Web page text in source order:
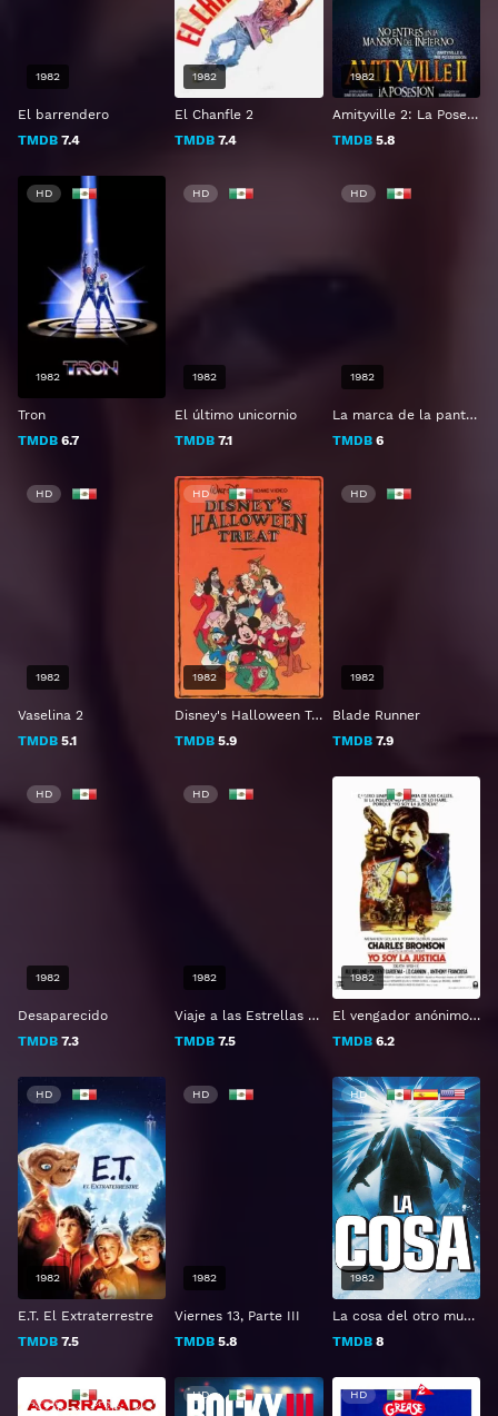
El barrendero
TMDB 7.4
1982
El Chanfle 2
TMDB 7.4
1982
Amityville 2: La Posesión
TMDB5.8
1982
Tron
TMDB 6.7
HD
1982
El último unicornio
TMDB 7.1
HD
1982
La marca de la pantera
TMDB6
HD
1982
Vaselina 2
TMDB 5.1
HD
1982
Disney's Halloween Treat
TMDB 5.9
HD
1982
Blade Runner
TMDB7.9
HD
1982
Desaparecido
TMDB 7.3
HD
1982
Viaje a las Estrellas 2: La ira de Khan
TMDB 7.5
HD
1982
El vengador anónimo 2
TMDB6.2
HD
1982
E.T. El Extraterrestre
TMDB 7.5
HD
1982
Viernes 13, Parte III
TMDB 5.8
HD
1982
La cosa del otro mundo
TMDB8
HD
1982
HD HD